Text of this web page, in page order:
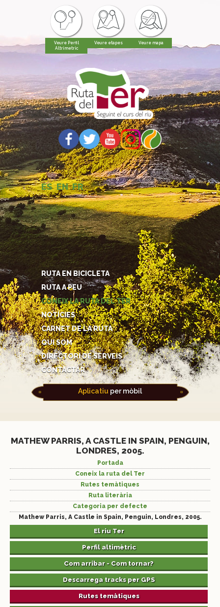
Veure Perfil
Altrimetric
Veure etapes Veure mapa
ES EN FR
RUTA EN BICICLETA
RUTA A PEU
CONEIX LA RUTA DEL TER
NOTÍCIES
CARNET DE LA RUTA
QUI SOM
DIRECTORI DE SERVEIS
CONTACTAR
Aplicatiu per mòbil
MATHEW PARRIS, A CASTLE IN SPAIN, PENGUIN,
LONDRES, 2005.
Portada
Coneix la ruta del Ter
Rutes temàtiques
Ruta literària
Categoria per defecte
Mathew Parris, A Castle in Spain, Penguin, Londres, 2005.
El riu Ter
Perfil altimètric
Com arribar - Com tornar?
Descarrega tracks per GPS
Rutes temàtiques